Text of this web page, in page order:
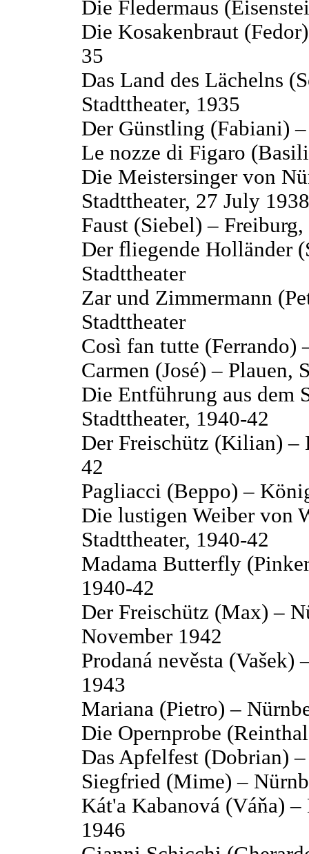
Die Fledermaus
Die Kosakenbraut
35
Das Land des Lächelns
Stadttheater, 1935
Der Günstling (Fabiani)
Le nozze di Figaro
Die Meistersinger von
Stadttheater, 27 July 1938
Faust (Siebel) – Freiburg,
Der fliegende Holländer
Stadttheater
Zar und Zimmermann
Stadttheater
Così fan tutte (Ferrando)
Carmen (José) – Plauen,
Die Entführung aus dem
Stadttheater, 1940-42
Der Freischütz (Kilian) –
42
Pagliacci (Beppo) –
Die lustigen Weiber von
Stadttheater, 1940-42
Madama Butterfly
1940-42
Der Freischütz (Max) –
November 1942
Prodaná nevěsta
1943
Mariana (Pietro) –
Die Opernprobe
Das Apfelfest (Dobrian)
Siegfried (Mime) –
Kát'a Kabanová (Váňa)
1946